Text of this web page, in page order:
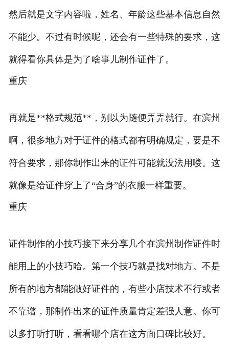
然后就是文字内容啦，姓名、年龄这些基本信息自然
不能少。不过有时候呢，还会有一些特殊的要求，这
就得看你具体是为了啥事儿制作证件了。
重庆
再就是**格式规范**，别以为随便弄弄就行。在滨州
啊，很多地方对于证件的格式都有明确规定，要是不
符合要求，那你制作出来的证件可能就没法用喽。这
就像是给证件穿上了“合身”的衣服一样重要。
重庆
证件制作的小技巧接下来分享几个在滨州制作证件时
能用上的小技巧哈。第一个技巧就是找对地方。不是
所有的地方都能做好证件的，有些小店技术不行或者
不靠谱，那制作出来的证件质量肯定差强人意。你可
以多打听打听，看看哪个店在这方面口碑比较好。